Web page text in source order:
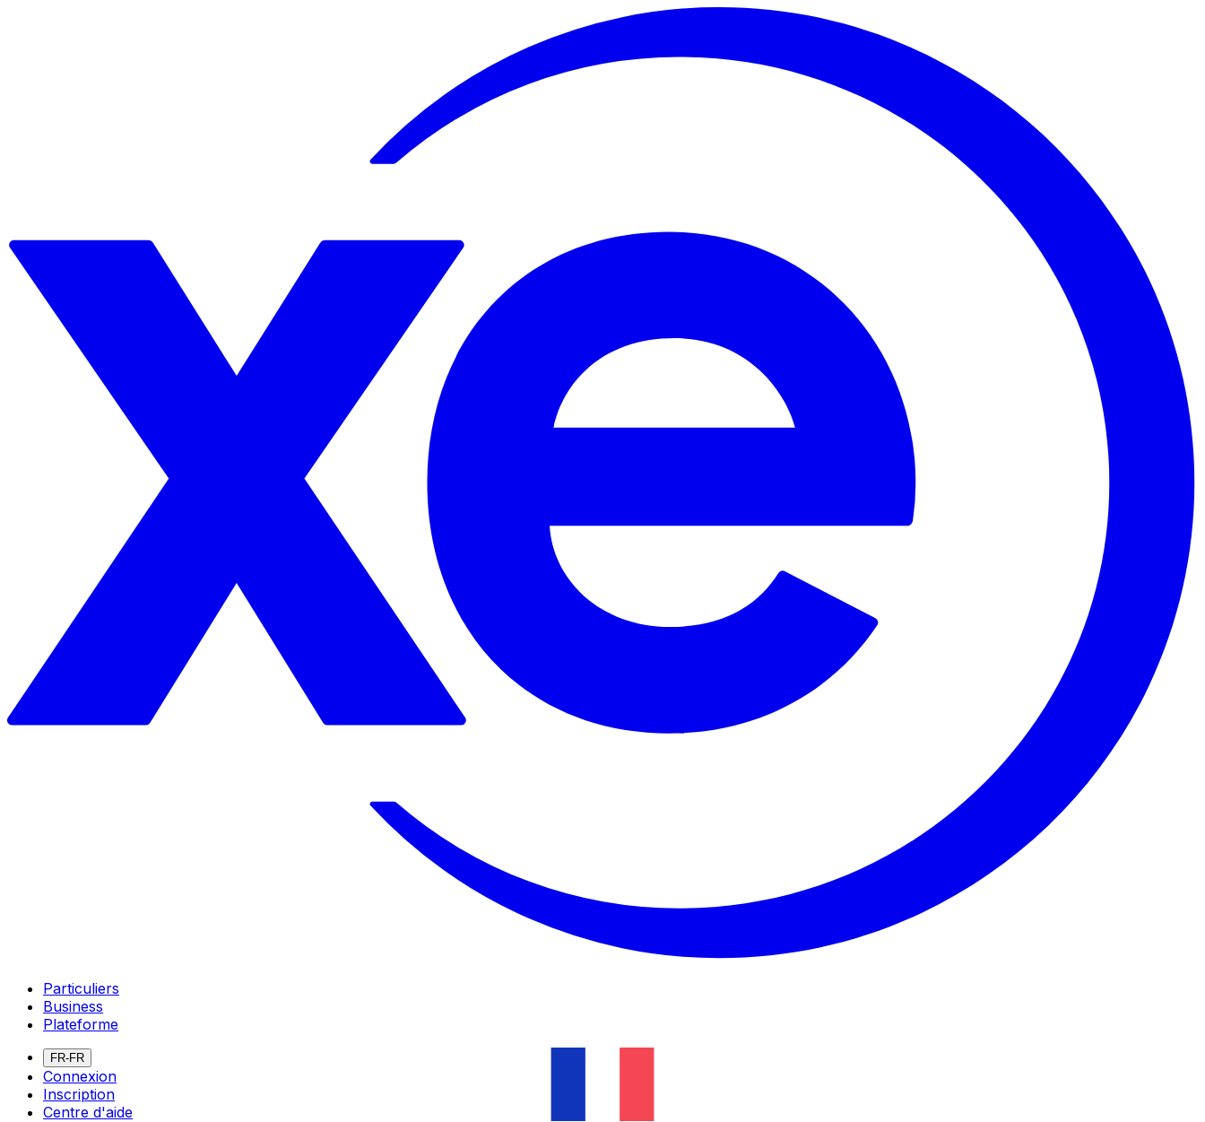
Particuliers
Business
Plateforme
FR-FR
Connexion
Inscription
Centre d'aide